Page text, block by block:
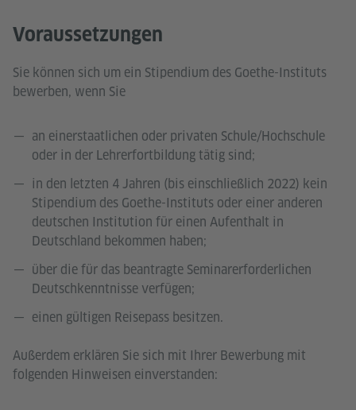
Voraussetzungen
Sie können sich um ein Stipendium des Goethe-Instituts
bewerben, wenn Sie
an einerstaatlichen oder privaten Schule/Hochschule
oder in der Lehrerfortbildung tätig sind;
in den letzten 4 Jahren (bis einschließlich 2022) kein
Stipendium des Goethe-Instituts oder einer anderen
deutschen Institution für einen Aufenthalt in
Deutschland bekommen haben;
über die für das beantragte Seminarerforderlichen
Deutschkenntnisse verfügen;
einen gültigen Reisepass besitzen.
Außerdem erklären Sie sich mit Ihrer Bewerbung mit
folgenden Hinweisen einverstanden: